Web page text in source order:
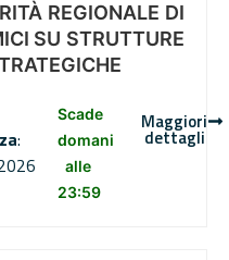
REGIONALE DI
SU STRUTTURE
:
Scade
domani
alle
23:59
Maggiori
dettagli